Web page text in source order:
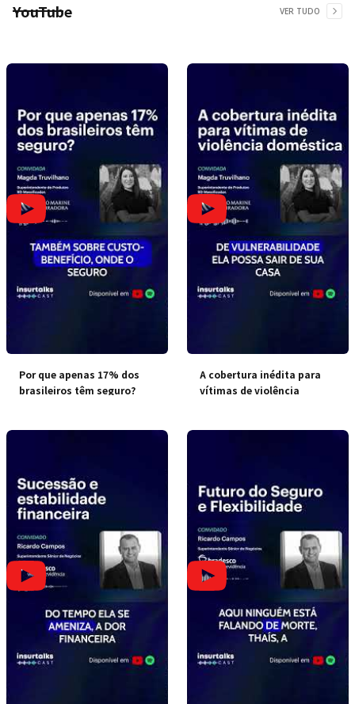
YouTube VER TUDO
Por que apenas 17% dos
brasileiros têm seguro?
A cobertura inédita para
vítimas de violência